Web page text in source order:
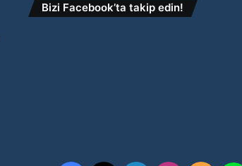
Bizi Facebook’ta takip edin!